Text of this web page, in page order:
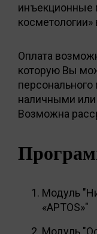
Оплата
которую Вы
наличными или
Возможна
Модуль
«APTOS»"
Модуль